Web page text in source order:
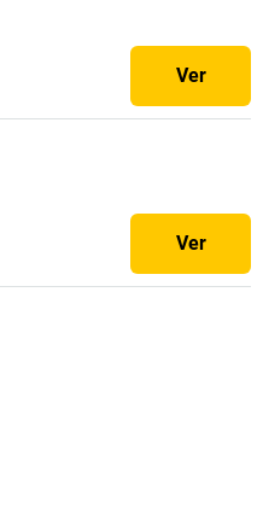
Ver
Ver